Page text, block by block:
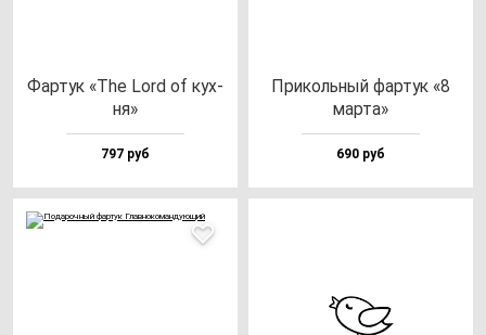
Фар­тук «The Lord of кух­
ня»
797 руб
При­коль­ный фар­тук «8
мар­та»
690 руб